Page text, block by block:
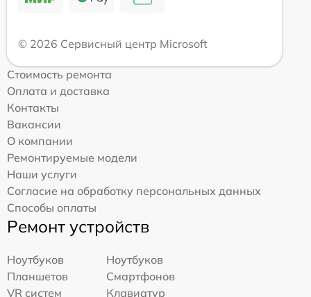
© 2026 Сервисный центр Microsoft
Стоимость ремонта
Оплата и доставка
Контакты
Вакансии
О компании
Ремонтируемые модели
Наши услуги
Согласие на обработку персональных данных
Способы оплаты
Ремонт устройств
Ноутбуков
Ноутбуков
Планшетов
Смартфонов
VR систем
Клавиатур